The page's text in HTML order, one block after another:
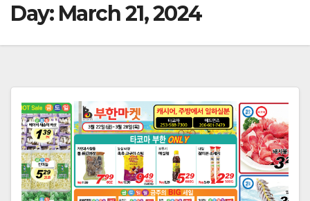
Day: March 21, 2024